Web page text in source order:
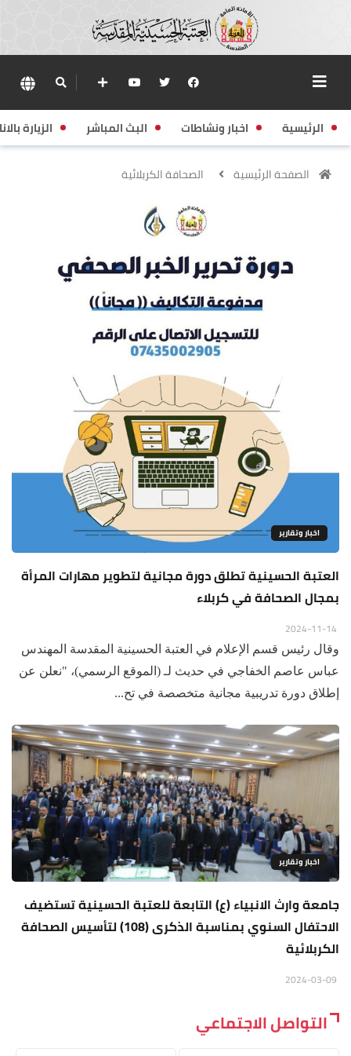
الرئيسية اخبار ونشاطات البث المباشر الزيارة
الصفحة الرئيسية الصحافة الكربلائية
اخبار وتقارير
العتبة الحسينية تطلق دورة مجانية لتطوير مهارات المرأة
بمجال الصحافة في كربلاء
وقال رئيس قسم الإعلام في العتبة الحسينية المقدسة المهندس
عباس عاصم الخفاجي في حديث لـ (الموقع الرسمي)، "نعلن عن
إطلاق دورة تدريبية مجانية متخصصة في تح...
اخبار وتقارير
جامعة وارث الانبياء (ع) التابعة للعتبة الحسينية تستضيف
الاحتفال السنوي بمناسبة الذكرى (108) لتأسيس الصحافة
الكربلائية
التواصل الاجتماعي